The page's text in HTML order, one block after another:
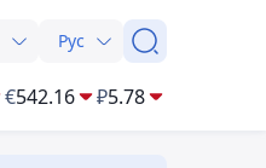
Рус
€542.16 ₽5.78